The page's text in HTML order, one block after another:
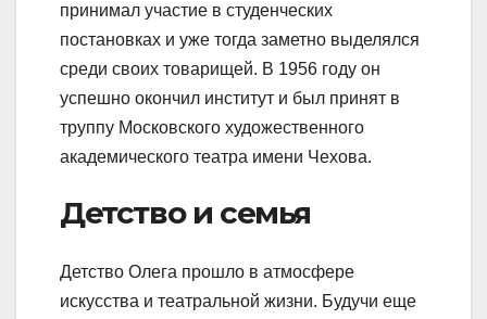
принимал участие в студенческих
постановках и уже тогда заметно выделялся
среди своих товарищей. В 1956 году он
успешно окончил институт и был принят в
труппу Московского художественного
академического театра имени Чехова.
Детство и семья
Детство Олега прошло в атмосфере
искусства и театральной жизни. Будучи еще